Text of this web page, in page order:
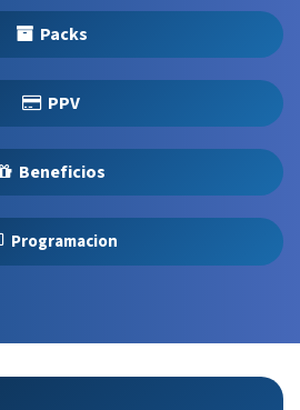
Packs
PPV
Beneficios
Programacion